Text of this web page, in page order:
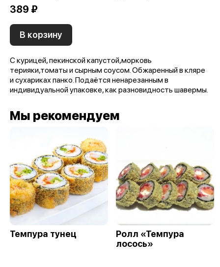
389 ₽
В корзину
С курицей, пекинской капустой,морковь
терияки,томаты и сырным соусом. Обжаренный в кляре
и сухариках панко. Подаётся ненарезанным в
индивидуальной упаковке, как разновидность шавермы.
Мы рекомендуем
Темпура тунец
Ролл «Темпура
лосось»